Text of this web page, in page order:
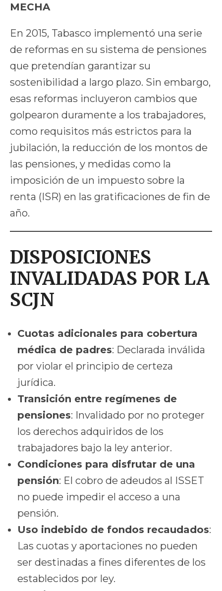
MECHA
En 2015, Tabasco implementó una serie
de reformas en su sistema de pensiones
que pretendían garantizar su
sostenibilidad a largo plazo. Sin embargo,
esas reformas incluyeron cambios que
golpearon duramente a los trabajadores,
como requisitos más estrictos para la
jubilación, la reducción de los montos de
las pensiones, y medidas como la
imposición de un impuesto sobre la
renta (ISR) en las gratificaciones de fin de
año.
DISPOSICIONES
INVALIDADAS POR LA
SCJN
Cuotas adicionales para cobertura
médica de padres: Declarada inválida
por violar el principio de certeza
jurídica.
Transición entre regímenes de
pensiones: Invalidado por no proteger
los derechos adquiridos de los
trabajadores bajo la ley anterior.
Condiciones para disfrutar de una
pensión: El cobro de adeudos al ISSET
no puede impedir el acceso a una
pensión.
Uso indebido de fondos recaudados:
Las cuotas y aportaciones no pueden
ser destinadas a fines diferentes de los
establecidos por ley.